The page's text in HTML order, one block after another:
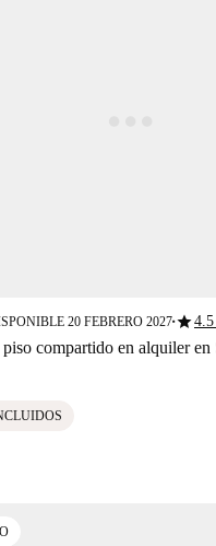
20 FEBRERO 2027■star
compartido en alquiler